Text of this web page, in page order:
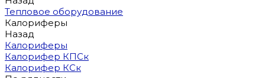
Тепловое оборудование
Калориферы
Назад
Калориферы
Калорифер КПСк
Калорифер КСк